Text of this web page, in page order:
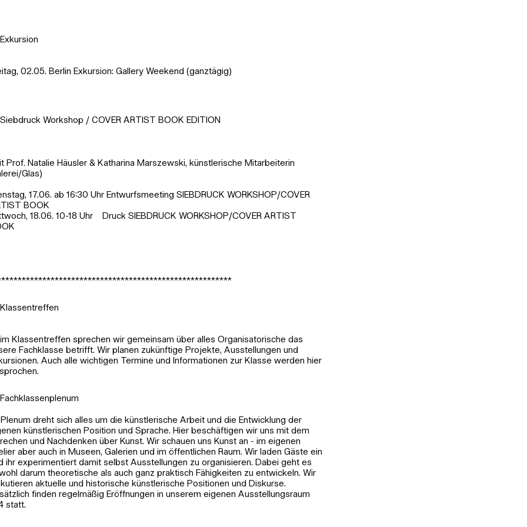
Exkursion
02.05. Berlin Exkursion: Gallery Weekend (ganztägig)
Siebdruck Workshop / COVER ARTIST BOOK EDITION
Prof. Natalie Häusler & Katharina Marszewski, künstlerische Mitarbeiterin
Glas)
17.06. ab 16:30 Uhr Entwurfsmeeting SIEBDRUCK WORKSHOP/COVER
BOOK
18.06. 10-18 Uhr Druck SIEBDRUCK WORKSHOP/COVER ARTIST
Klassentreffen
Klassentreffen sprechen wir gemeinsam über alles Organisatorische das
Fachklasse betrifft. Wir planen zukünftige Projekte, Ausstellungen und
Auch alle wichtigen Termine und Informationen zur Klasse werden hier
Fachklassenplenum
dreht sich alles um die künstlerische Arbeit und die Entwicklung der
künstlerischen Position und Sprache. Hier beschäftigen wir uns mit dem
und Nachdenken über Kunst. Wir schauen uns Kunst an - im eigenen
aber auch in Museen, Galerien und im öffentlichen Raum. Wir laden Gäste ein
ihr experimentiert damit selbst Ausstellungen zu organisieren. Dabei geht es
darum theoretische als auch ganz praktisch Fähigkeiten zu entwickeln. Wir
aktuelle und historische künstlerische Positionen und Diskurse.
finden regelmäßig Eröffnungen in unserem eigenen Ausstellungsraum
statt.